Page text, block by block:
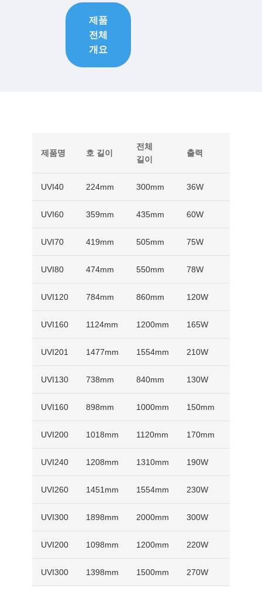
제품
전체
개요
제품명 호 길이
전체
길이
출력
UVI40 224mm 300mm 36W
UVI60 359mm 435mm 60W
UVI70 419mm 505mm 75W
UVI80 474mm 550mm 78W
UVI120 784mm 860mm 120W
UVI160 1124mm 1200mm 165W
UVI201 1477mm 1554mm 210W
UVI130 738mm 840mm 130W
UVI160 898mm 1000mm 150mm
UVI200 1018mm 1120mm 170mm
UVI240 1208mm 1310mm 190W
UVI260 1451mm 1554mm 230W
UVI300 1898mm 2000mm 300W
UVI200 1098mm 1200mm 220W
UVI300 1398mm 1500mm 270W